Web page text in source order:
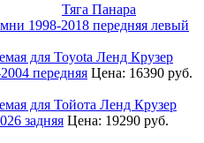
Тяга Панара
1998-2018 передняя левый
для Toyota Ленд Крузер
передняя Цена: 16390 руб.
для Тойота Ленд Крузер
задняя Цена: 19290 руб.